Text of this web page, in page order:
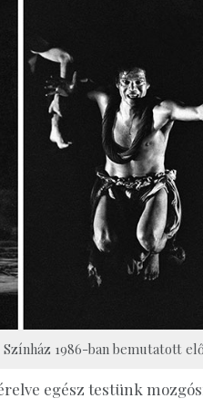
1986-ban bemutatott
egész testünk